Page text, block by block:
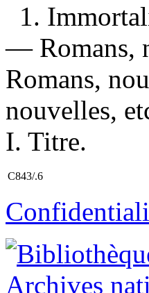
1.
— Romans,
Romans,
nouvelles,
I. Titre.
C843/.6